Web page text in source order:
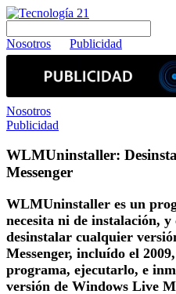
Nosotros Publicidad
Nosotros
Publicidad
WLMUninstaller:
Messenger
WLMUninstaller es un
necesita ni de instalación,
desinstalar cualquier
Messenger, incluído el
programa, ejecutarlo, e
versión de Windows Live